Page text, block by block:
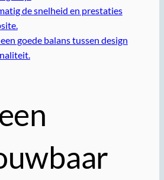
de snelheid en prestaties
goede balans tussen design